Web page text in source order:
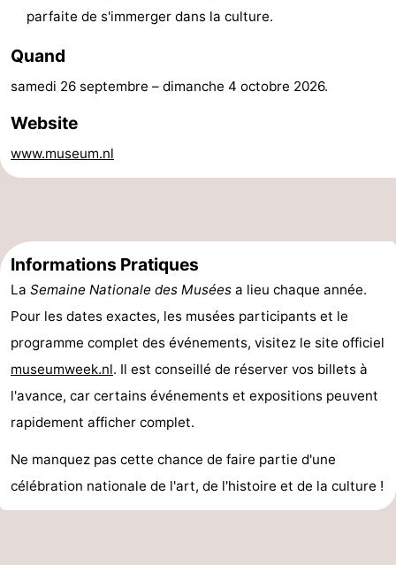
Terrains
de
Aires
intérieures
-
de
golf
de
être
Villages
villes
Sports
-
Piscines
-
Faire
du
vélo
-
Randonnée
-
Équitation
-
parfaite de s'immerger dans la culture.
Quand
samedi 26 septembre – dimanche 4 octobre 2026.
Website
www.museum.nl
Informations Pratiques
La Semaine Nationale des Musées a lieu chaque année.
Pour les dates exactes, les musées participants et le
programme complet des événements, visitez le site officiel
museumweek.nl. Il est conseillé de réserver vos billets à
l'avance, car certains événements et expositions peuvent
rapidement afficher complet.
Ne manquez pas cette chance de faire partie d'une
célébration nationale de l'art, de l'histoire et de la culture !